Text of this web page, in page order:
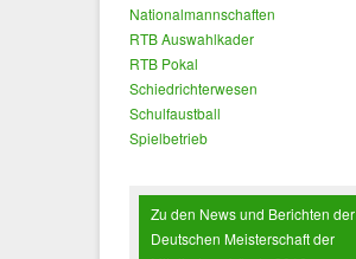
Nationalmannschaften
RTB Auswahlkader
RTB Pokal
Schiedrichterwesen
Schulfaustball
Spielbetrieb
Zu den News und Berichten der
Deutschen Meisterschaft der